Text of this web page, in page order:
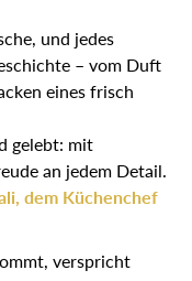
und jedes
– vom Duft
eines frisch
gelebt: mit
an jedem Detail.
dem Küchenchef
verspricht